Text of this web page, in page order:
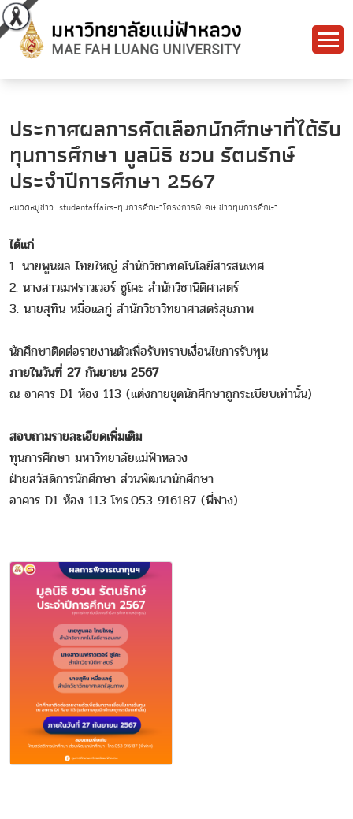
ประกาศผลการคัดเลือกนักศึกษาที่ได้รับ
ทุนการศึกษา มูลนิธิ ชวน รัตนรักษ์
ประจำปีการศึกษา 2567
หมวดหมู่ข่าว: studentaffairs-ทุนการศึกษาโครงการพิเศษ ข่าวทุนการศึกษา
ได้แก่
1. นายพูนผล ไทยใหญ่ สำนักวิชาเทคโนโลยีสารสนเทศ
2. นางสาวเมฟราวเวอร์ ชูโคะ สำนักวิชานิติศาสตร์
3. นายสุทิน หมื่อแลกู่ สำนักวิชาวิทยาศาสตร์สุขภาพ
นักศึกษาติดต่อรายงานตัวเพื่อรับทราบเงื่อนไขการรับทุน
ภายในวันที่ 27 กันยายน 2567
ณ อาคาร D1 ห้อง 113 (แต่งกายชุดนักศึกษาถูกระเบียบเท่านั้น)
สอบถามรายละเอียดเพิ่มเติม
ทุนการศึกษา มหาวิทยาลัยแม่ฟ้าหลวง
ฝ่ายสวัสดิการนักศึกษา ส่วนพัฒนานักศึกษา
อาคาร D1 ห้อง 113 โทร.053-916187 (พี่ฟาง)